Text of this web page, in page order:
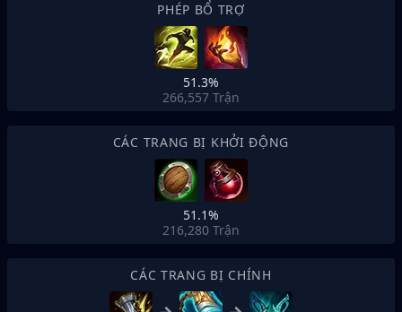
PHÉP BỔ TRỢ
51.3%
266,557 Trận
CÁC TRANG BỊ KHỞI ĐỘNG
51.1%
216,280 Trận
CÁC TRANG BỊ CHÍNH